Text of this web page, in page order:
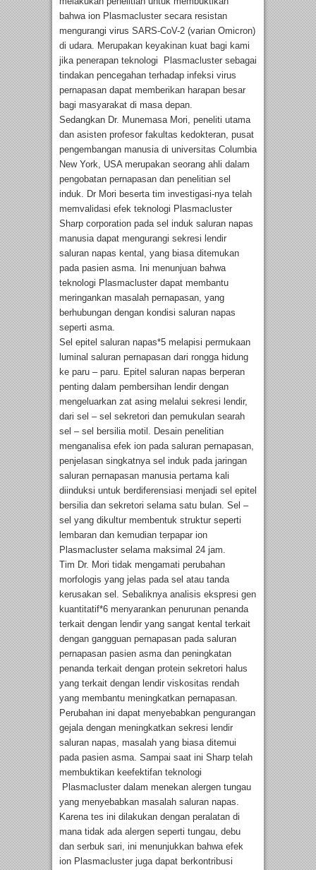
bahwa ion Plasmacluster secara resistan
mengurangi virus SARS-CoV-2 (varian Omicron)
di udara. Merupakan keyakinan kuat bagi kami
jika penerapan teknologi Plasmacluster sebagai
tindakan pencegahan terhadap infeksi virus
pernapasan dapat memberikan harapan besar
bagi masyarakat di masa depan.
Sedangkan Dr. Munemasa Mori, peneliti utama
dan asisten profesor fakultas kedokteran, pusat
pengembangan manusia di universitas Columbia
New York, USA merupakan seorang ahli dalam
pengobatan pernapasan dan penelitian sel
induk. Dr Mori beserta tim investigasi-nya telah
memvalidasi efek teknologi Plasmacluster
Sharp corporation pada sel induk saluran napas
manusia dapat mengurangi sekresi lendir
saluran napas kental, yang biasa ditemukan
pada pasien asma. Ini menunjuan bahwa
teknologi Plasmacluster dapat membantu
meringankan masalah pernapasan, yang
berhubungan dengan kondisi saluran napas
seperti asma.
Sel epitel saluran napas*5 melapisi permukaan
luminal saluran pernapasan dari rongga hidung
ke paru – paru. Epitel saluran napas berperan
penting dalam pembersihan lendir dengan
mengeluarkan zat asing melalui sekresi lendir,
dari sel – sel sekretori dan pemukulan searah
sel – sel bersilia motil. Desain penelitian
menganalisa efek ion pada saluran pernapasan,
penjelasan singkatnya sel induk pada jaringan
saluran pernapasan manusia pertama kali
diinduksi untuk berdiferensiasi menjadi sel epitel
bersilia dan sekretori selama satu bulan. Sel –
sel yang dikultur membentuk struktur seperti
lembaran dan kemudian terpapar ion
Plasmacluster selama maksimal 24 jam.
Tim Dr. Mori tidak mengamati perubahan
morfologis yang jelas pada sel atau tanda
kerusakan sel. Sebaliknya analisis ekspresi gen
kuantitatif*6 menyarankan penurunan penanda
terkait dengan lendir yang sangat kental terkait
dengan gangguan pernapasan pada saluran
pernapasan pasien asma dan peningkatan
penanda terkait dengan protein sekretori halus
yang terkait dengan lendir viskositas rendah
yang membantu meningkatkan pernapasan.
Perubahan ini dapat menyebabkan pengurangan
gejala dengan meningkatkan sekresi lendir
saluran napas, masalah yang biasa ditemui
pada pasien asma. Sampai saat ini Sharp telah
membuktikan keefektifan teknologi
Plasmacluster dalam menekan alergen tungau
yang menyebabkan masalah saluran napas.
Karena tes ini dilakukan dengan peralatan di
mana tidak ada alergen seperti tungau, debu
dan serbuk sari, ini menunjukkan bahwa efek
ion Plasmacluster juga dapat berkontribusi